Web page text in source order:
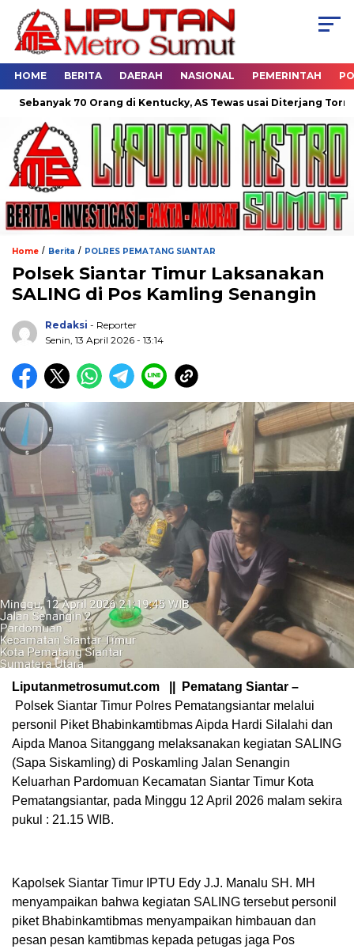
HOME BERITA DAERAH NASIONAL PEMERINTAH
70 Orang di Kentucky, AS Tewas usai Diterjang Tornado
Home / Berita / POLRES PEMATANG SIANTAR
Polsek Siantar Timur Laksanakan
SALING di Pos Kamling Senangin
Redaksi - Reporter
Senin, 13 April 2026 - 13:14
Liputanmetrosumut.com || Pematang Siantar –
Polsek Siantar Timur Polres Pematangsiantar melalui
personil Piket Bhabinkamtibmas Aipda Hardi Silalahi dan
Aipda Manoa Sitanggang melaksanakan kegiatan SALING
(Sapa Siskamling) di Poskamling Jalan Senangin
Keluarhan Pardomuan Kecamatan Siantar Timur Kota
Pematangsiantar, pada Minggu 12 April 2026 malam sekira
pukul : 21.15 WIB.
Kapolsek Siantar Timur IPTU Edy J.J. Manalu SH. MH
menyampaikan bahwa kegiatan SALING tersebut personil
piket Bhabinkamtibmas menyampaikan himbauan dan
pesan pesan kamtibmas kepada petugas jaga Pos